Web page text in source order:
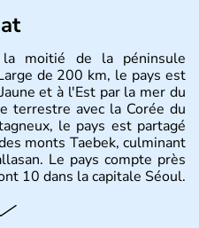
moitié de la péninsule
de 200 km, le pays est
et à l'Est par la mer du
terrestre avec la Corée du
le pays est partagé
monts Taebek, culminant
Le pays compte près
10 dans la capitale Séoul.